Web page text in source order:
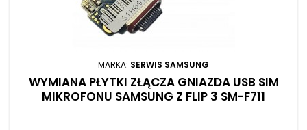
MARKA: SERWIS SAMSUNG
WYMIANA PŁYTKI ZŁĄCZA GNIAZDA USB SIM
MIKROFONU SAMSUNG Z FLIP 3 SM-F711